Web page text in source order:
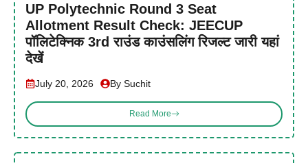
UP Polytechnic Round 3 Seat
Allotment Result Check: JEECUP
पॉलिटेक्निक 3rd राउंड काउंसलिंग रिजल्ट जारी यहां
देखें
July 20, 2026 By Suchit
Read More